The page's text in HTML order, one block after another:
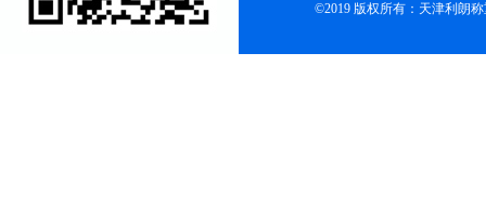
©2019 版权所有：天津利朗